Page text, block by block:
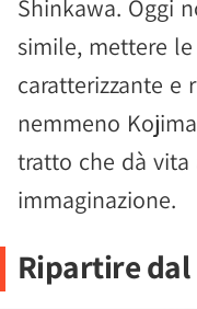
Shinkawa. Oggi
simile, mettere
caratterizzante e
nemmeno
tratto che dà vita
immaginazione.
Ripartire dal